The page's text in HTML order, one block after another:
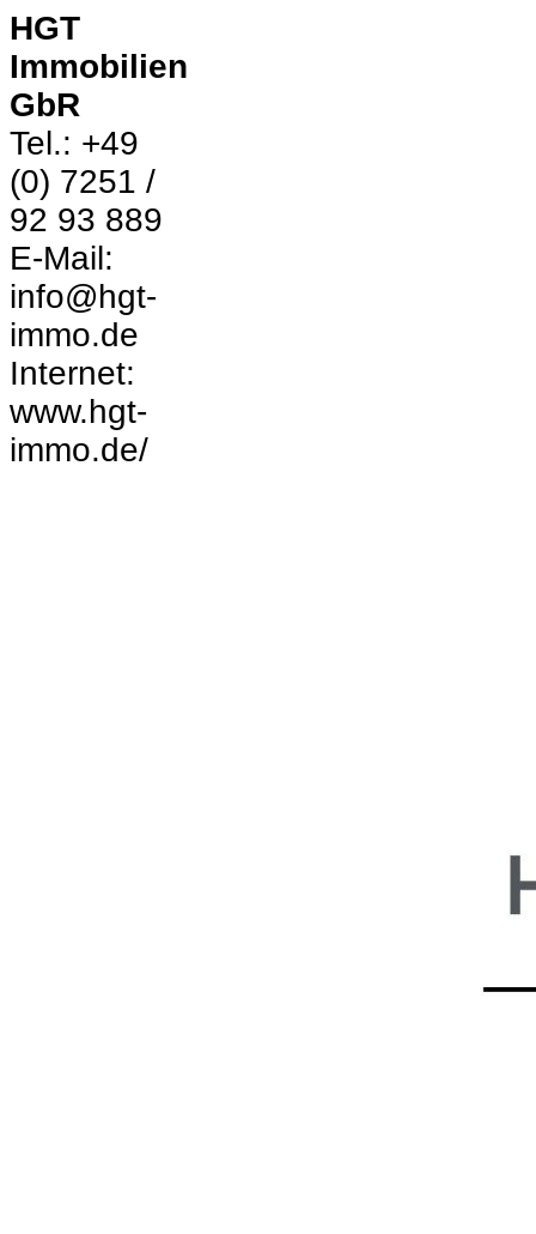
HGT
Immobilien
GbR
Tel.: +49
(0) 7251 /
92 93 889
E-Mail:
info@hgt-
immo.de
Internet:
www.hgt-
immo.de/